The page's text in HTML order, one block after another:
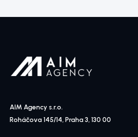
AIM Agency s.r.o.
Roháčova 145/14, Praha 3, 130 00